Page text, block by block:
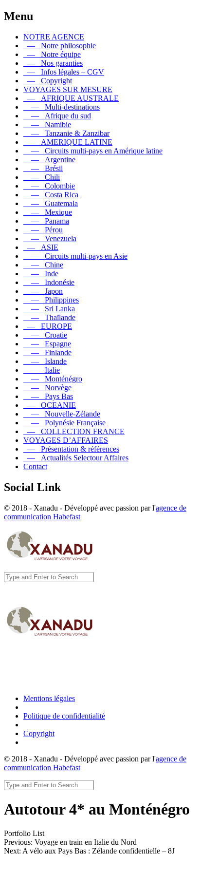
Menu
NOTRE AGENCE
— Notre philosophie
— Notre équipe
— Nos garanties
— Infos légales – CGV
— Copyright
VOYAGES SUR MESURE
— AFRIQUE AUSTRALE
— Multi-destinations
— Afrique du sud
— Namibie
— Tanzanie & Zanzibar
— AMERIQUE LATINE
— Circuits multi-pays en Amérique latine
— Argentine
— Brésil
— Chili
— Colombie
— Costa Rica
— Guatemala
— Mexique
— Panama
— Pérou
— Venezuela
— ASIE
— Circuits multi-pays en Asie
— Chine
— Inde
— Indonésie
— Japon
— Philippines
— Sri Lanka
— Thaïlande
— EUROPE
— Croatie
— Espagne
— Finlande
— Islande
— Italie
— Monténégro
— Norvège
— Pays Bas
— OCEANIE
— Nouvelle-Zélande
— Polynésie Française
— COLLECTION FRANCE
VOYAGES D’AFFAIRES
— Présentation & références
— Actualités Selectour Affaires
Contact
Social Link
© 2018 - Xanadu - Développé avec passion par l'agence de
communication Habefast
Mentions légales
Politique de confidentialité
Copyright
© 2018 - Xanadu - Développé avec passion par l'agence de
communication Habefast
Autotour 4* au Monténégro
Portfolio List
Previous: Voyage en train en Italie du Nord
Next: A vélo aux Pays Bas : Zélande confidentielle – 8J